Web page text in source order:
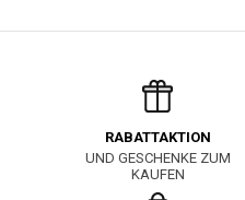
RABATTAKTION
UND GESCHENKE ZUM
KAUFEN